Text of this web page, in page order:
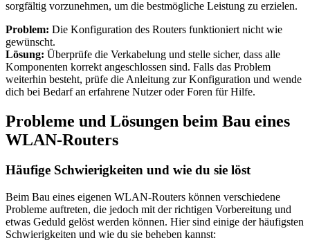
sorgfältig vorzunehmen, um die bestmögliche Leistung zu erzielen.
Problem: Die Konfiguration des Routers funktioniert nicht wie
gewünscht.
Lösung: Überprüfe die Verkabelung und stelle sicher, dass alle
Komponenten korrekt angeschlossen sind. Falls das Problem
weiterhin besteht, prüfe die Anleitung zur Konfiguration und wende
dich bei Bedarf an erfahrene Nutzer oder Foren für Hilfe.
Probleme und Lösungen beim Bau eines
WLAN-Routers
Häufige Schwierigkeiten und wie du sie löst
Beim Bau eines eigenen WLAN-Routers können verschiedene
Probleme auftreten, die jedoch mit der richtigen Vorbereitung und
etwas Geduld gelöst werden können. Hier sind einige der häufigsten
Schwierigkeiten und wie du sie beheben kannst: